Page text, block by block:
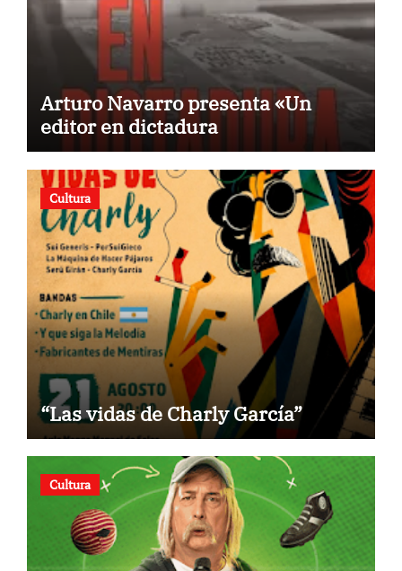
Arturo Navarro presenta «Un
editor en dictadura
Cultura
“Las vidas de Charly García”
Cultura